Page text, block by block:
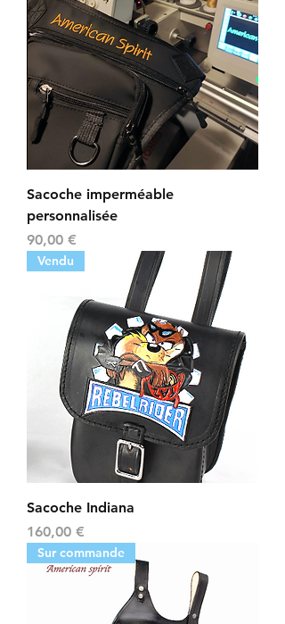
Sacoche imperméable
personnalisée
Prix
90,00 €
Vendu
Sacoche Indiana
Prix
160,00 €
Sur commande